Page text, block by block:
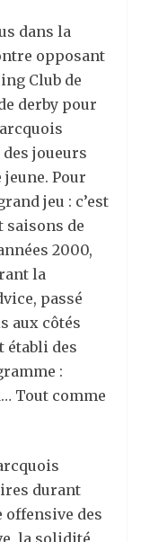
dans la
opposant
Club de
derby pour
joueurs
jeune. Pour
jeu : c’est
saisons de
2000,
la
passé
aux côtés
établi des
:
Tout comme
durant
offensive des
la solidité